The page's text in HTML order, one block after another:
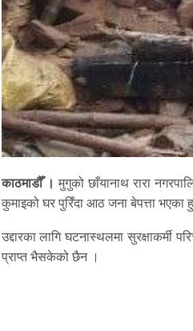
काठमाडौँ । मुगुको छाँयानाथ रारा
कुमाइको घर पुरिँदा आठ जना बेपत्ता भएका
उद्दारका लागि घटनास्थलमा सुरक्षाकर्मी
प्राप्त भैसकेको छैन ।